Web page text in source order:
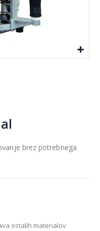
brez potrebnega
ostalih materialov